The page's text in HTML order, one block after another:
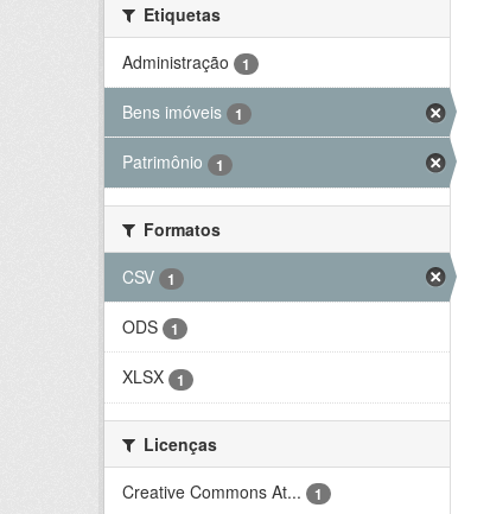
Etiquetas
Administração
1
Bens imóveis 1
Patrimônio 1
Formatos
CSV
1
ODS 1
XLSX 1
Licenças
Creative Commons At...
1